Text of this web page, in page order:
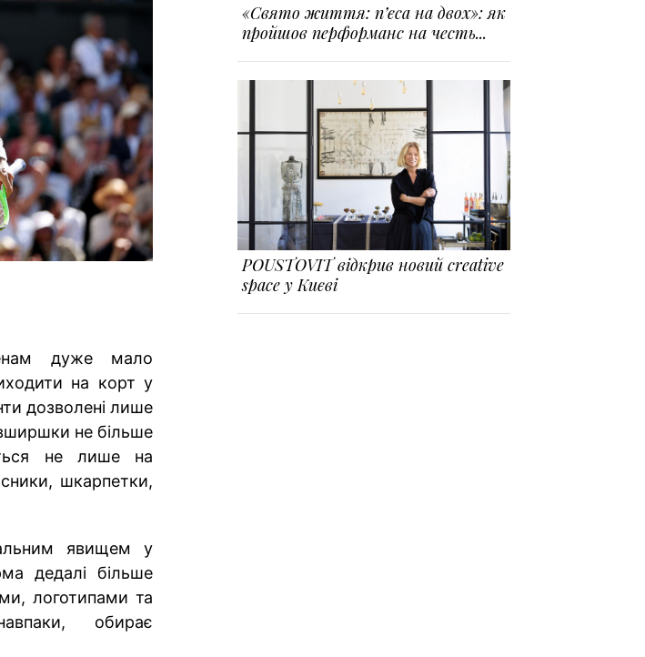
дуже мало
на корт у
дозволені лише
не більше
не лише на
шкарпетки,
явищем у
дедалі більше
логотипами та
обирає
«Свято життя: п’єса на двох»: як
пройшов перформанс на честь...
POUSTOVIT відкрив новий creative
space у Києві